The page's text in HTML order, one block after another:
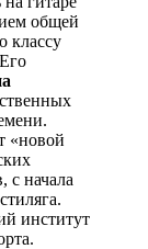
общей
классу
«новой
с начала
институт